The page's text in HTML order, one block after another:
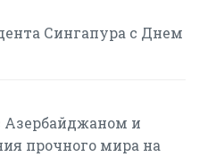
Сингапура с Днем
Азербайджаном и
прочного мира на